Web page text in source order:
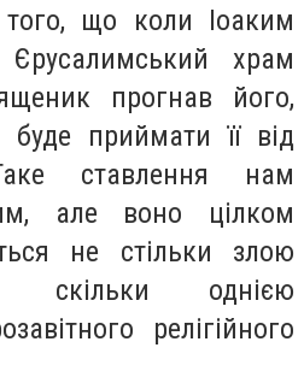
що коли Іоаким
храм
прогнав його,
приймати її від
ставлення нам
але воно цілком
не стільки злою
скільки однією
релігійного